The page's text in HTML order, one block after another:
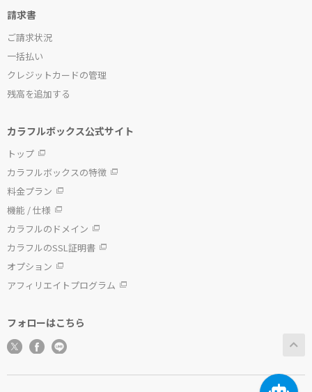
請求書
ご請求状況
一括払い
クレジットカードの管理
残高を追加する
カラフルボックス公式サイト
トップ
カラフルボックスの特徴
料金プラン
機能 / 仕様
カラフルのドメイン
カラフルのSSL証明書
オプション
アフィリエイトプログラム
フォローはこちら